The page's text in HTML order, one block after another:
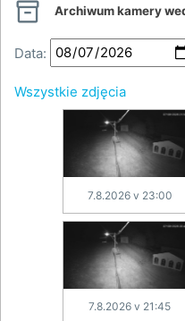
 Archiwum kamery
Data:
Wszystkie zdjęcia
7.8.2026 v 23:00
7.8.2026 v 21:45